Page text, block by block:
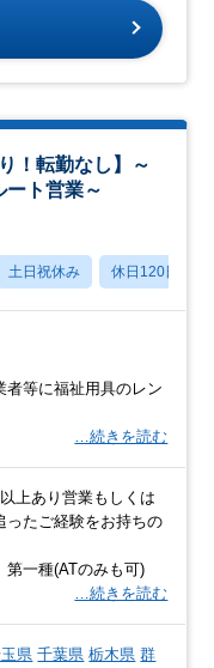
！転勤なし】～
ート営業～
土日祝休み 休日120日以上
者等に福祉用具のレン
…続きを読む
上あり営業もしくは
ったご経験をお持ちの
一種(ATのみも可)
…続きを読む
県 千葉県 栃木県 群